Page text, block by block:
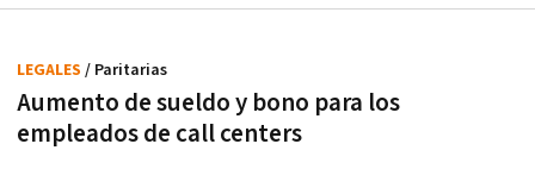
Aumento de sueldo y bono para los
empleados de call centers
LEGALES / Paritarias